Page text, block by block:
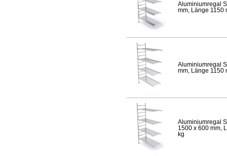
Aluminiumregal
mm, Länge 1150
Aluminiumregal
mm, Länge 1150
Aluminiumregal
1500 x 600 mm,
kg